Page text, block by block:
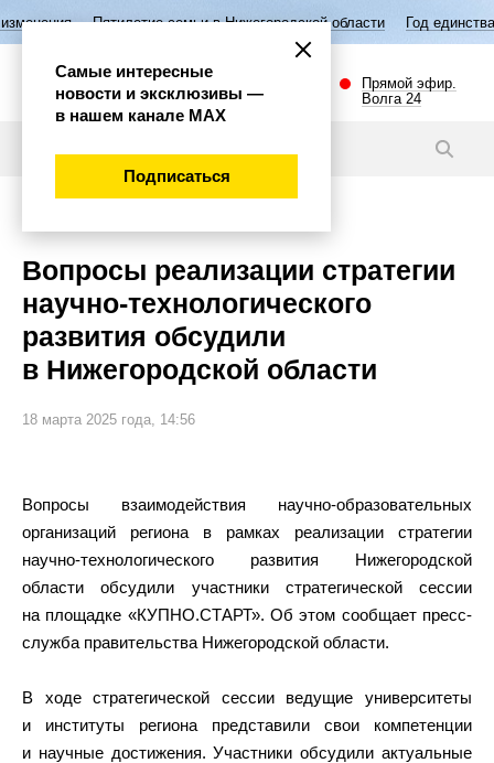
семьи в Нижегородской области Год единства народов России
Прямой эфир.
Волга 24
Вопросы реализации стратегии
научно-технологического
развития обсудили
в Нижегородской области
18 марта 2025 года, 14:56
Вопросы взаимодействия научно-образовательных
организаций региона в рамках реализации стратегии
научно-технологического развития Нижегородской
области обсудили участники стратегической сессии
на площадке «КУПНО.СТАРТ». Об этом сообщает пресс-
служба правительства Нижегородской области.
В ходе стратегической сессии ведущие университеты
и институты региона представили свои компетенции
и научные достижения. Участники обсудили актуальные
Самые интересные
новости и эксклюзивы —
в нашем канале МАХ
Подписаться